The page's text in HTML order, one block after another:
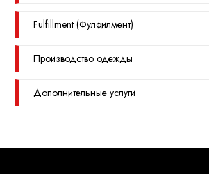
Fulfillment (Фулфилмент)
Производство одежды
Дополнительные услуги